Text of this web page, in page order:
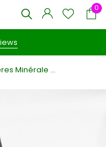
0
Minérale ...